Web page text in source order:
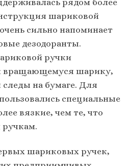
шариковой
сильно напоминает
дезодоранты.
ручки
вращающемуся шарику,
на бумаге. Для
специальные
вязкие, чем те, что
шариковых ручек,